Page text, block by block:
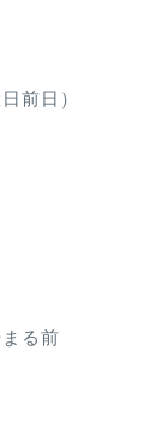
前日）
る前